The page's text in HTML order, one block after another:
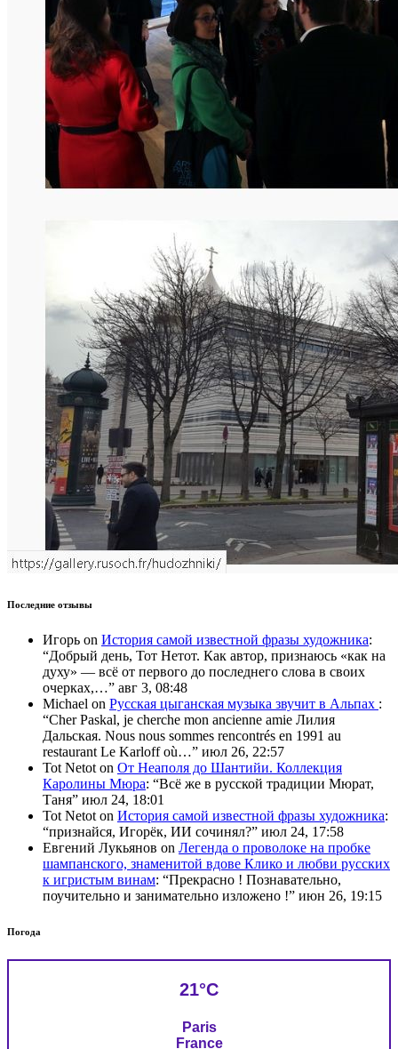
Последние отзывы
Игорь on История самой известной фразы художника:
“Добрый день, Тот Нетот. Как автор, признаюсь «как на
духу» — всё от первого до последнего слова в своих
очерках,…” авг 3, 08:48
Michael on Русская цыганская музыка звучит в Альпах :
“Cher Paskal, je cherche mon ancienne amie Лилия
Дальская. Nous nous sommes rencontrés en 1991 au
restaurant Le Karloff où…” июл 26, 22:57
Tot Netot on От Неаполя до Шантийи. Коллекция
Каролины Мюра: “Всё же в русской традиции Мюрат,
Таня” июл 24, 18:01
Tot Netot on История самой известной фразы художника:
“признайся, Игорёк, ИИ сочинял?” июл 24, 17:58
Евгений Лукьянов on Легенда о проволоке на пробке
шампанского, знаменитой вдове Клико и любви русских
к игристым винам: “Прекрасно ! Познавательно,
поучительно и занимательно изложено !” июн 26, 19:15
Погода
21°C
Paris
France